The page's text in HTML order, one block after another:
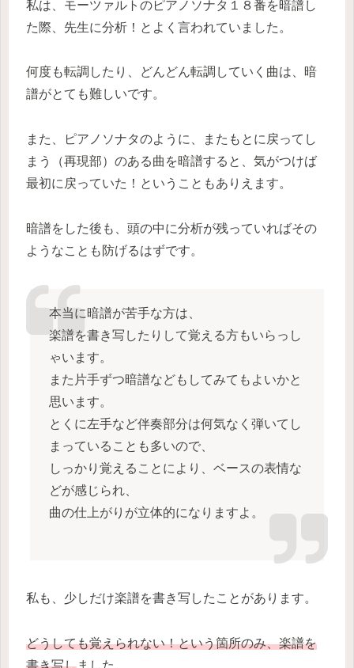
私は、モーツァルトのピアノソナタ１８番を暗譜し
た際、先生に分析！とよく言われていました。
何度も転調したり、どんどん転調していく曲は、暗
譜がとても難しいです。
また、ピアノソナタのように、またもとに戻ってし
まう（再現部）のある曲を暗譜すると、気がつけば
最初に戻っていた！ということもありえます。
暗譜をした後も、頭の中に分析が残っていればその
ようなことも防げるはずです。
本当に暗譜が苦手な方は、
楽譜を書き写したりして覚える方もいらっし
ゃいます。
また片手ずつ暗譜などもしてみてもよいかと
思います。
とくに左手など伴奏部分は何気なく弾いてし
まっていることも多いので、
しっかり覚えることにより、ベースの表情な
どが感じられ、
曲の仕上がりが立体的になりますよ。
私も、少しだけ楽譜を書き写したことがあります。
どうしても覚えられない！という箇所のみ、楽譜を
書き写しました。